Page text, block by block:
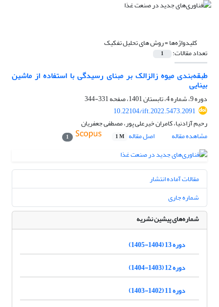
کلیدواژه‌ها =روش های تحلیل تفکیک
تعداد مقالات: 1
طبقه‌بندی میوه زالزالک بر مبنای رسیدگی با استفاده از ماشین
بینایی
دوره 9، شماره 4، تابستان 1401، صفحه
331-344
10.22104/ift.2022.5473.2091
رحیم آزادنیا، کامران خیرعلی پور، مصطفی جعفریان
مشاهده مقاله
اصل مقاله 1 M
1
مقالات آماده انتشار
شماره جاری
شماره‌های پیشین نشریه
دوره 13 (1404-1405)
دوره 12 (1403-1404)
دوره 11 (1402-1403)